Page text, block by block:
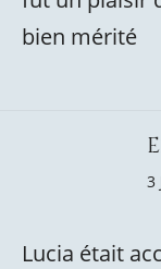
bien mérité
3
Lucia était